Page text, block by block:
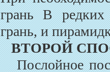
грань В редких
грань, и
ВТОРОЙ
Послойное